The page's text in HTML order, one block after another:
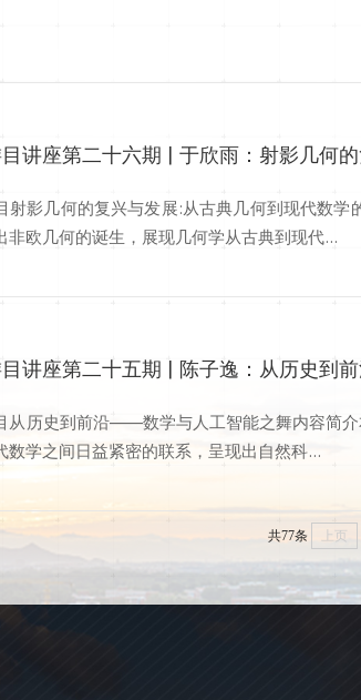
讲座第二十六期 | 于欣雨：射影几何
射影几何的复兴与发展:从古典几何到现代数
非欧几何的诞生，展现几何学从古典到现代...
讲座第二十五期 | 陈子逸：从历史到
从历史到前沿——数学与人工智能之舞内容简
数学之间日益紧密的联系，呈现出自然科...
共77条 上页